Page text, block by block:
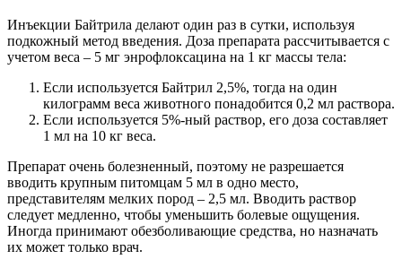
Инъекции Байтрила делают один раз в сутки, используя
подкожный метод введения. Доза препарата рассчитывается с
учетом веса – 5 мг энрофлоксацина на 1 кг массы тела:
Если используется Байтрил 2,5%, тогда на один
килограмм веса животного понадобится 0,2 мл раствора.
Если используется 5%-ный раствор, его доза составляет
1 мл на 10 кг веса.
Препарат очень болезненный, поэтому не разрешается
вводить крупным питомцам 5 мл в одно место,
представителям мелких пород – 2,5 мл. Вводить раствор
следует медленно, чтобы уменьшить болевые ощущения.
Иногда принимают обезболивающие средства, но назначать
их может только врач.